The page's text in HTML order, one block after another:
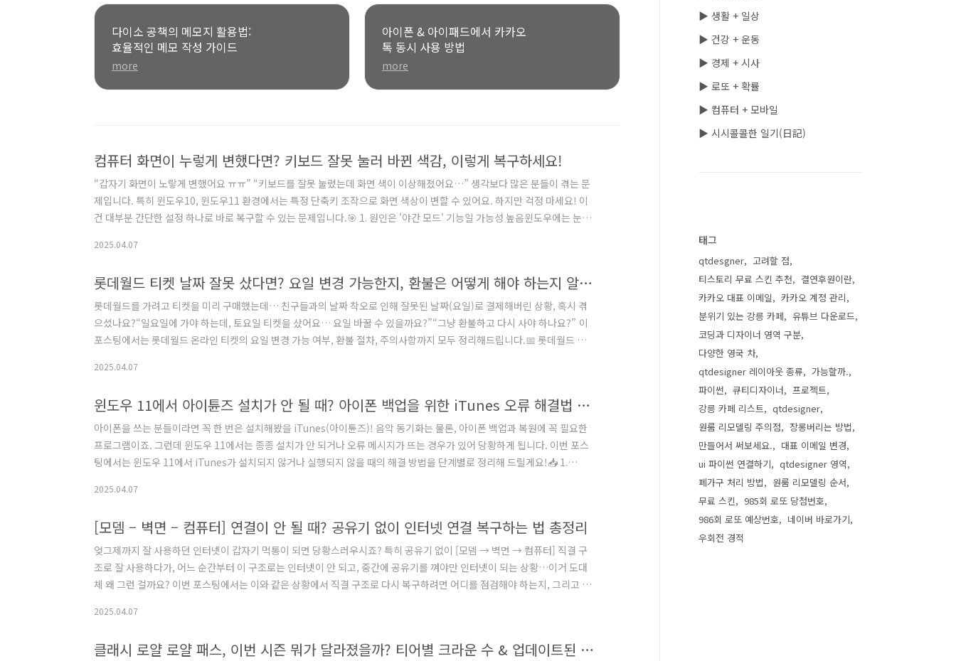
다이소 공책의 메모지 활용법:
효율적인 메모 작성 가이드
more
아이폰 & 아이패드에서 카카오
톡 동시 사용 방법
more
컴퓨터 화면이 누렇게 변했다면? 키보드 잘못 눌러 바뀐 색감, 이렇게 복구하세요!
“갑자기 화면이 노랗게 변했어요 ㅠㅠ” “키보드를 잘못 눌렀는데 화면 색이 이상해졌어요…” 생각보다 많은 분들이 겪는 문
제입니다. 특히 윈도우10, 윈도우11 환경에서는 특정 단축키 조작으로 화면 색상이 변할 수 있어요. 하지만 걱정 마세요! 이
건 대부분 간단한 설정 하나로 바로 복구할 수 있는 문제입니다.🎯 1. 원인은 '야간 모드' 기능일 가능성 높음윈도우에는 눈의
누렇게 바뀌는데,이 기능은 키보드나 마우스 조작 실수로 의도치 않게 켜질 수 있습니다.🔧 2. 해결 방법 – 야간 모드 끄기🖱
2025.04.07
롯데월드 티켓 날짜 잘못 샀다면? 요일 변경 가능한지, 환불은 어떻게 해야 하는지 알려드립니다!
롯데월드를 가려고 티켓을 미리 구매했는데… 친구들과의 날짜 착오로 인해 잘못된 날짜(요일)로 결제해버린 상황, 혹시 겪
으셨나요?“일요일에 가야 하는데, 토요일 티켓을 샀어요… 요일 바꿀 수 있을까요?”“그냥 환불하고 다시 사야 하나요?” 이
포스팅에서는 롯데월드 온라인 티켓의 요일 변경 가능 여부, 환불 절차, 주의사항까지 모두 정리해드립니다.📅 롯데월드 온
월드 입장권은 지정된 날짜에만 유효한 날짜 지정권으로 운영되며,한 번 구매한 후에는 다른 날짜로 변경하는 기능은 제공되
2025.04.07
윈도우 11에서 아이튠즈 설치가 안 될 때? 아이폰 백업을 위한 iTunes 오류 해결법 총정리!
아이폰을 쓰는 분들이라면 꼭 한 번은 설치해봤을 iTunes(아이튠즈)! 음악 동기화는 물론, 아이폰 백업과 복원에 꼭 필요한
프로그램이죠. 그런데 윈도우 11에서는 종종 설치가 안 되거나 오류 메시지가 뜨는 경우가 있어 당황하게 됩니다. 이번 포스
팅에서는 윈도우 11에서 iTunes가 설치되지 않거나 실행되지 않을 때의 해결 방법을 단계별로 정리해 드릴게요!📥 1.
우 11에 최적화된 공식 버전가장 안정적이고 업데이트도 자동 반영👉 스토어에서 설치하기✅ 방법 2: 애플 공식 홈페이지 설
2025.04.07
[모뎀 – 벽면 – 컴퓨터] 연결이 안 될 때? 공유기 없이 인터넷 연결 복구하는 법 총정리
엊그제까지 잘 사용하던 인터넷이 갑자기 먹통이 되면 당황스러우시죠? 특히 공유기 없이 [모뎀 → 벽면 → 컴퓨터] 직결 구
조로 잘 사용하다가, 어느 순간부터 이 구조로는 인터넷이 안 되고, 중간에 공유기를 껴야만 인터넷이 되는 상황…이거 도대
체 왜 그런 걸까요? 이번 포스팅에서는 이와 같은 상황에서 직결 구조로 다시 복구하려면 어디를 점검해야 하는지, 그리고 어
[컴퓨터] → 정상현재 문제위 연결에서 인터넷 연결이 갑자기 안 됨임시 해결[모뎀] → [벽면 랜선] → [공유기] → [컴퓨터]
2025.04.07
클래시 로얄 로얄 패스, 이번 시즌 뭐가 달라졌을까? 티어별 크라운 수 & 업데이트된 점 총정리!
▶ 생활 + 일상
▶ 건강 + 운동
▶ 경제 + 시사
▶ 로또 + 확률
▶ 컴퓨터 + 모바일
▶ 시시콜콜한 일기(日記)
태그
qtdesgner
고려할 점
티스토리 무료 스킨 추천
결연후원이란
카카오 대표 이메일
카카오 계정 관리
분위기 있는 강릉 카페
유튜브 다운로드
코딩과 디자이너 영역 구분
다양한 영국 차
qtdesigner 레이아웃 종류
가능할까.
파이썬
큐티디자이너
프로젝트
강릉 카페 리스트
qtdesigner
원룸 리모델링 주의점
장롱버리는 방법
만들어서 써보세요.
대표 이메일 변경
ui 파이썬 연결하기
qtdesigner 영역
폐가구 처리 방법
원룸 리모델링 순서
무료 스킨
985회 로또 당첨번호
986회 로또 예상번호
네이버 바로가기
우회전 경적